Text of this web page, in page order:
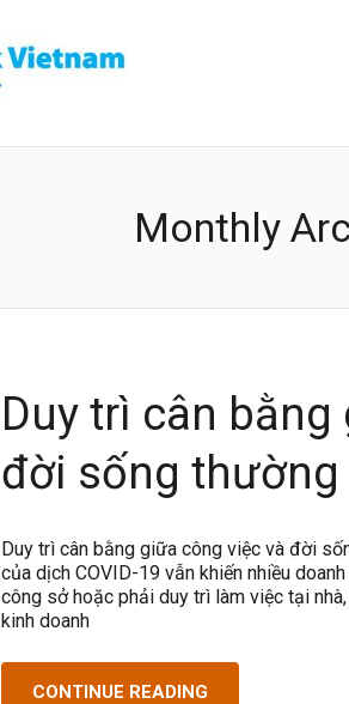
Monthly
Duy trì cân
đời sống thường
Duy trì cân bằng giữa công việc và đời
của dịch COVID-19 vẫn khiến nhiều
công sở hoặc phải duy trì làm việc tại
kinh doanh
CONTINUE READING